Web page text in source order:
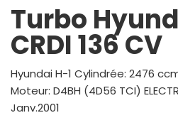
Turbo
CRDI 136 CV
Hyundai H-1 Cylindrée: 2476
Moteur: D4BH (4D56 TCI)
Janv.2001